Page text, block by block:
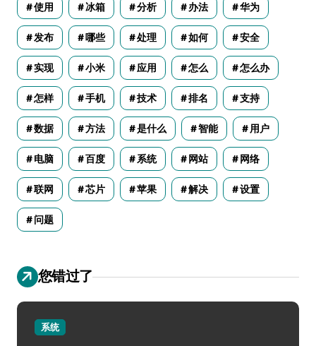
使用 冰箱 分析 办法 华为
发布 哪些 处理 如何 安全
实现 小米 应用 怎么 怎么办
怎样 手机 技术 排名 支持
数据 方法 是什么 智能 用户
电脑 百度 系统 网站 网络
联网 芯片 苹果 解决 设置
问题
您错过了
系统